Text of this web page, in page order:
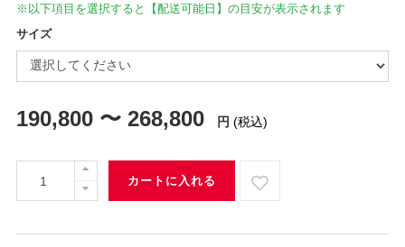
※以下項目を選択すると【配送可能日】の目安が表示されます
サイズ
190,800 〜 268,800 円 (税込)
カートに入れる